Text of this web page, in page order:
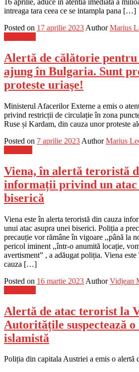
16 aprilie, aduce in atentia imediata a
intreaga tara ceea ce se intampla pana […]
Posted on 17 aprilie 2023 Author Marius
Alertă de călătorie
ajung în Bulgaria. Sunt
proteste uriaşe!
Ministerul Afacerilor Externe a emis o
privind restricții de circulație în zona
Ruse și Kardam, din cauza unor proteste
Posted on 7 aprilie 2023 Author Marius
Viena, în alertă teroristă
informații privind un atac
biserică
Viena este în alerta teroristă din cauza
unui atac asupra unei biserici. Poliția a
precauție vor rămâne în vigoare ,,până la
pericol iminent ,,într-o anumită locație,
avertisment” , a adăugat poliția. Viena
cauza […]
Posted on 16 martie 2023 Author Vidjean
Alertă de atac terorist la
Autoritățile suspectează
islamistă
Poliția din capitala Austriei a emis o alertă